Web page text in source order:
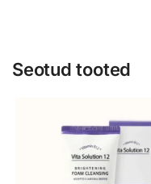
Seotud tooted